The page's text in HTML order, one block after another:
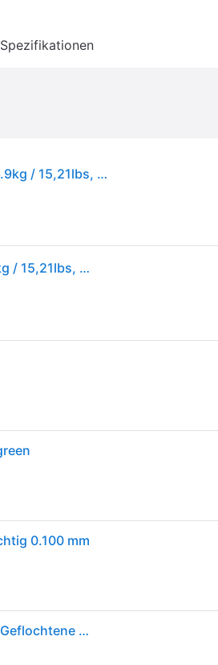
Spezifikationen
DAIWA J-Braid Expedition X8E, 300m, 0,1mm, 6.9kg / 15,21lbs, grün, Geflochtene Schnur, 12551-110
DAIWA J-Braid Expedition X8E, 300m, 0,1mm, 6.9kg / 15,21lbs, grün, Geflochtene Schnur, 12551-110
0.100 mm
Daiwa J-Braid Exped. X8E 0.10mm-300m d. green Geflochtene Schnur